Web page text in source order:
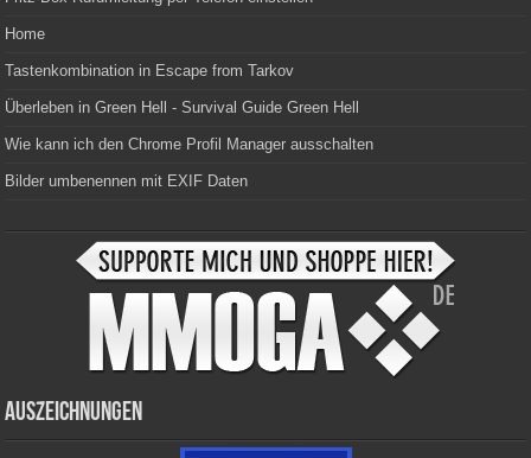
Home
Tastenkombination in Escape from Tarkov
Überleben in Green Hell - Survival Guide Green Hell
Wie kann ich den Chrome Profil Manager ausschalten
Bilder umbenennen mit EXIF Daten
Auszeichnungen